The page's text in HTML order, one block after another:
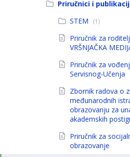
Priručnici i
STEM (1)
Priručnik za
VRŠNJAČKA
Priručnik za
Servisnog-Učenja
Zbornik radova o
međunarodnih
obrazovanju za
akademskih
Priručnik za
obrazovanje